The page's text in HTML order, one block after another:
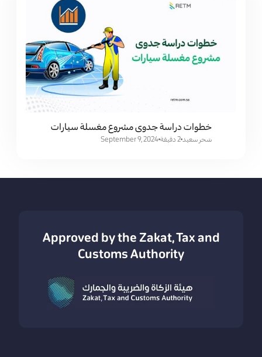
خطوات دراسة جدوى مشروع مغسلة سيارات
سَحر سعيد 2 دقيقة September 9, 2024
Approved by the Zakat, Tax and
Customs Authority